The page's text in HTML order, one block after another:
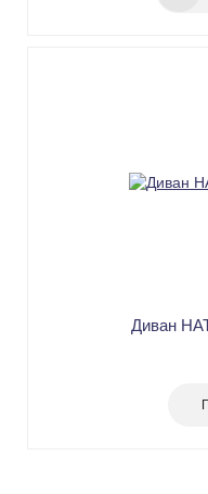
Диван